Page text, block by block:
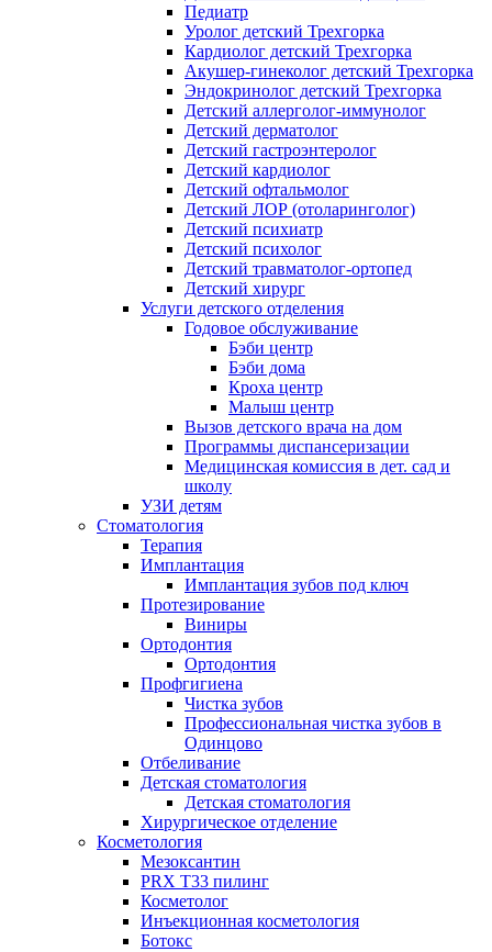
Педиатр
Уролог детский Трехгорка
Кардиолог детский Трехгорка
Акушер-гинеколог детский Трехгорка
Эндокринолог детский Трехгорка
Детский аллерголог-иммунолог
Детский дерматолог
Детский гастроэнтеролог
Детский кардиолог
Детский офтальмолог
Детский ЛОР (отоларинголог)
Детский психиатр
Детский психолог
Детский травматолог-ортопед
Детский хирург
Услуги детского отделения
Годовое обслуживание
Бэби центр
Бэби дома
Кроха центр
Малыш центр
Вызов детского врача на дом
Программы диспансеризации
Медицинская комиссия в дет. сад и
школу
УЗИ детям
Стоматология
Терапия
Имплантация
Имплантация зубов под ключ
Протезирование
Виниры
Ортодонтия
Ортодонтия
Профгигиена
Чистка зубов
Профессиональная чистка зубов в
Одинцово
Отбеливание
Детская стоматология
Детская стоматология
Хирургическое отделение
Косметология
Мезоксантин
PRX T33 пилинг
Косметолог
Инъекционная косметология
Ботокс